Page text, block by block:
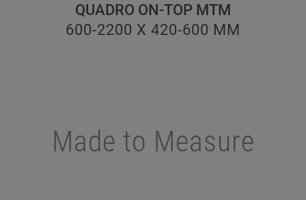
QUADRO ON-TOP MTM
600-2200 X 420-600 ММ
Made to Measure